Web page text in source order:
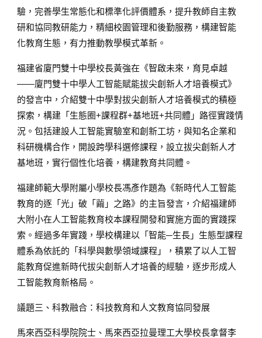
驗，完善學生常態化和標準化評價體系，提升教師自主教
研和協同教研能力，精細校園管理和後勤服務，構建智能
化教育生態，有力推動教學模式革新。
福建省廈門雙十中學校長黃強在《智啟未來，育見卓越
——廈門雙十中學人工智能賦能拔尖創新人才培養模式》
的發言中，介紹雙十中學對拔尖創新人才培養模式的積極
探索，構建「生態圈+課程群+基地班+共同體」路徑實踐情
況。包括建設人工智能實驗室和創新工坊，與知名企業和
科研機構合作，開設跨學科選修課程，設立拔尖創新人才
基地班，實行個性化培養，構建教育共同體。
福建師範大學附屬小學校長馮彥作題為《新時代人工智能
教育的逐「光」破「繭」之路》的主旨發言，介紹福建師
大附小在人工智能教育校本課程開發和實施方面的實踐探
索。經過多年實踐，學校構建以「智能─生長」生態型課程
體系為依託的「科學與數學領域課程」，積累了以人工智
能教育促進新時代拔尖創新人才培養的經驗，逐步形成人
工智能教育新格局。
議題三、科教融合：科技教育和人文教育協同發展
馬來西亞科學院院士、馬來西亞拉曼理工大學校長拿督李